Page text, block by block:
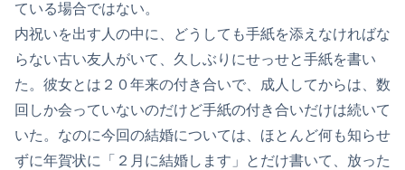
ている場合ではない。
内祝いを出す人の中に、どうしても手紙を添えなければな
らない古い友人がいて、久しぶりにせっせと手紙を書い
た。彼女とは２０年来の付き合いで、成人してからは、数
回しか会っていないのだけど手紙の付き合いだけは続いて
いた。なのに今回の結婚については、ほとんど何も知らせ
ずに年賀状に「２月に結婚します」とだけ書いて、放った